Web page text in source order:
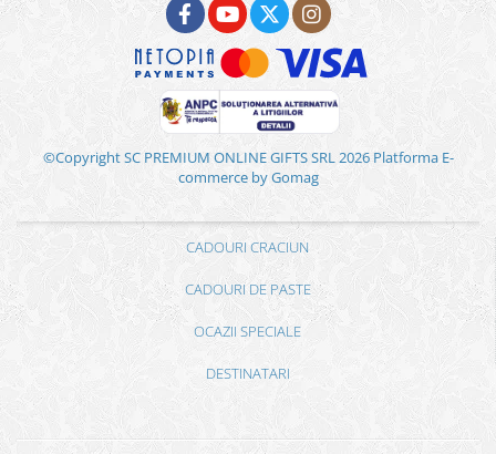
©Copyright SC PREMIUM ONLINE GIFTS SRL 2026 Platforma E-
commerce by Gomag
CADOURI CRACIUN
CADOURI DE PASTE
OCAZII SPECIALE
DESTINATARI